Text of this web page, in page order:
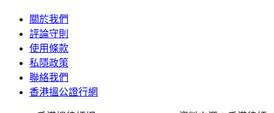
關於我們
評論守則
使用條款
私隱政策
聯絡我們
香港搵公證行網